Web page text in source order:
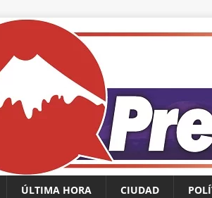
ÚLTIMA HORA CIUDAD